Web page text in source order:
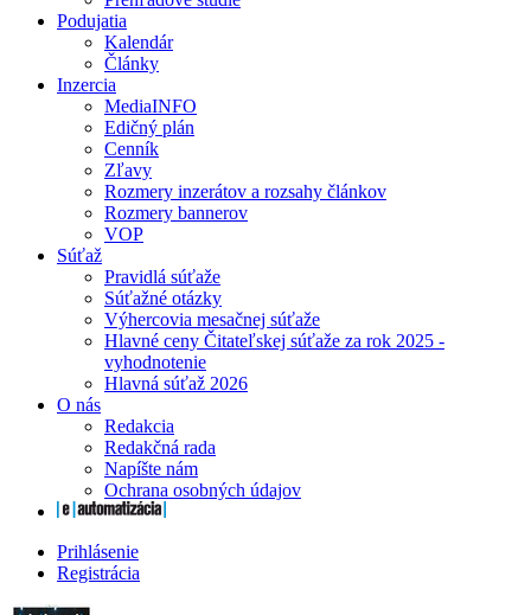
Podujatia
Kalendár
Články
Inzercia
MediaINFO
Edičný plán
Cenník
Zľavy
Rozmery inzerátov a rozsahy článkov
Rozmery bannerov
VOP
Súťaž
Pravidlá súťaže
Súťažné otázky
Výhercovia mesačnej súťaže
Hlavné ceny Čitateľskej súťaže za rok 2025 -
vyhodnotenie
Hlavná súťaž 2026
O nás
Redakcia
Redakčná rada
Napíšte nám
Ochrana osobných údajov
Prihlásenie
Registrácia